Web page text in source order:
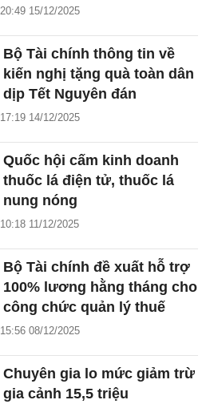
20:49 15/12/2025
Bộ Tài chính thông tin về
kiến nghị tặng quà toàn dân
dịp Tết Nguyên đán
17:19 14/12/2025
Quốc hội cấm kinh doanh
thuốc lá điện tử, thuốc lá
nung nóng
10:18 11/12/2025
Bộ Tài chính đề xuất hỗ trợ
100% lương hằng tháng cho
công chức quản lý thuế
15:56 08/12/2025
Chuyên gia lo mức giảm trừ
gia cảnh 15,5 triệu